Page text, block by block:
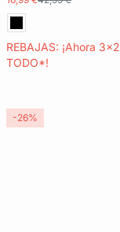
REBAJAS: ¡Ahora
TODO*!
-26%